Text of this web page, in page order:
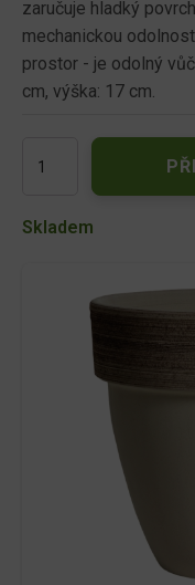
zaručuje hladký
mechanickou
prostor - je odolný
cm, výška: 17 cm.
d20x17h/vulcano-
množství
Skladem